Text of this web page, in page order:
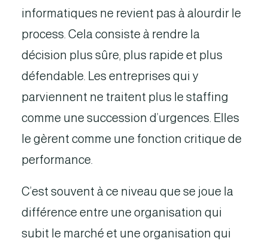
informatiques ne revient pas à alourdir le
process. Cela consiste à rendre la
décision plus sûre, plus rapide et plus
défendable. Les entreprises qui y
parviennent ne traitent plus le staffing
comme une succession d’urgences. Elles
le gèrent comme une fonction critique de
performance.
C’est souvent à ce niveau que se joue la
différence entre une organisation qui
subit le marché et une organisation qui